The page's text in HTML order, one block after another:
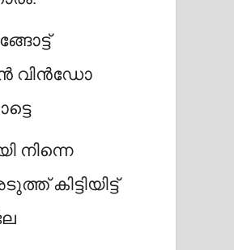
വിൻഡോ
നിന്നെ
കിട്ടിയിട്ട്